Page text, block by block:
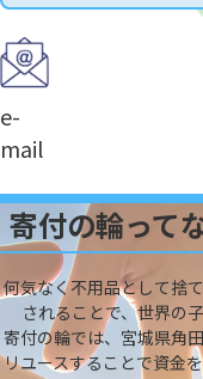
e-
mail
寄付の輪って
何気なく不用品として捨
されることで、世界の
寄付の輪では、宮城県角
リユースすることで資金